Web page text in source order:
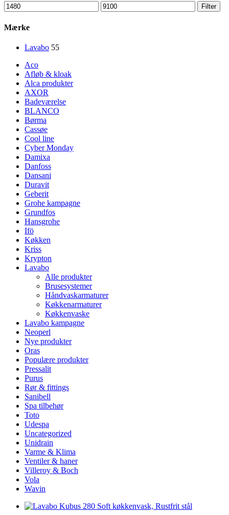
Mindste
pris
Højeste
pris
Filter
Mærke
Lavabo 55
Aco
Afløb & kloak
Alca produkter
AXOR
Badeværelse
BLANCO
Børma
Cassøe
Cool line
Cyber Monday
Damixa
Danfoss
Dansani
Duravit
Geberit
Grohe kampagne
Grundfos
Hansgrohe
Ifö
Køkken
Kriss
Krypton
Lavabo
Alle produkter
Brusesystemer
Håndvaskarmaturer
Køkkenarmaturer
Køkkenvaske
Lavabo kampagne
Neoperl
Nye produkter
Oras
Populære produkter
Pressalit
Purus
Rør & fittings
Sanibell
Spa tilbehør
Toto
Udespa
Uncategorized
Unidrain
Varme & Klima
Ventiler & haner
Villeroy & Boch
Vola
Wavin